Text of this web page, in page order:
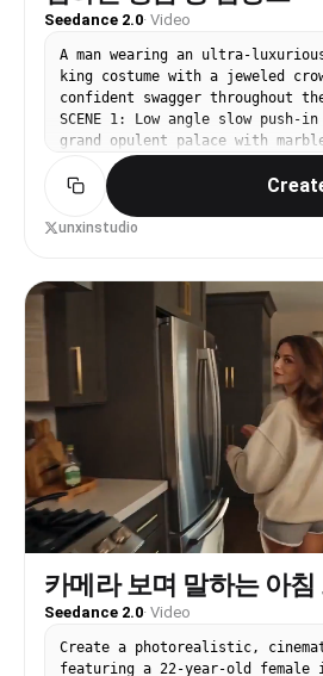
takes an azalea, hands
moment, then the frame gently
[마르코, 진심 어린 영어 사죄]
you all so much trouble. I'm
sincerely apologize to all of
everything we can to get Fable
as possible." 마지막에 살짝 고개를
게 모인다. 음성: 카시디는 추궁의 날
발로, 기성 섞인 노여움, 끊어지는 리
리고 다급하며 살짝 떨리는 사죄, 다
어 대사를 입모양과 엄격히 동기화,
럽게, 가짜 입모양/어긋남 금지. 비주
까지 자연스럽게. 카메라: 무대극식
굴 특사 전환, 따귀 순간 빠른 컷+미
은 천천히 푸시인. 자막/워터마크/문
Seedance 2.0· Video
A man wearing an ultra-
king costume with a jeweled
confident swagger throughout
SCENE 1: Low angle slow push-
grand opulent palace with
golden chandeliers, he raps
camera with bold confidence.
orbit shot as he walks through
royal garden with blooming
tracking shot as he walks
royal marketplace filled with
stalls, exotic goods, and
bowing, rapping with street
Wide establishing shot then
to his face as he walks
courtyard lined with armored
standing at attention. SCENE 5:
slowly craning down to reveal
magnificent jeweled throne,
elegant luxurious modest royal
on both sides fanning him with
raps with ultimate king energy.
hip hop beat, heavy bass,
style, deep 808 kicks, smooth
orchestral strings layered
CHARACTER: I'm the king on the
unxinstudio
카메라 보며 말하는 아
Seedance 2.0· Video
Create a photorealistic,
featuring a 22-year-old